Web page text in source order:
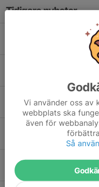
Tidigare nyheter
Hockey i Fotskäl
0
Hockeysäsongen
Föräldramatch för
31 mar 2025 0
CUP i Fotskäl
24 mar 2025
Säsongens sista
13 mar 2025 0
Vi använder oss
webbplats ska
även för
Så